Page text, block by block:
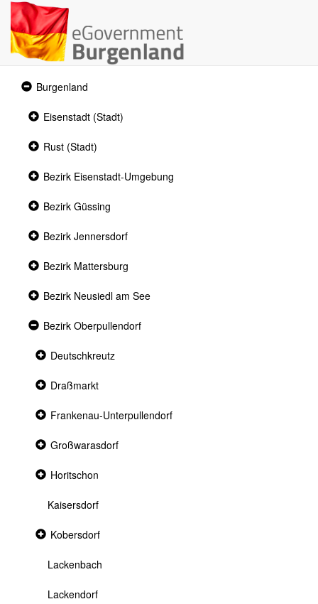
Expanded
section
Burgenland
Collapsed
Eisenstadt (Stadt)
Collapsed
section
Rust (Stadt)
Collapsed
Bezirk Eisenstadt-Umgebung
Collapsed
Bezirk Güssing
Collapsed
Bezirk Jennersdorf
Collapsed
Bezirk Mattersburg
Collapsed
Bezirk Neusiedl am See
Expanded
Bezirk Oberpullendorf
Collapsed
Deutschkreutz
Collapsed
Draßmarkt
Collapsed
Frankenau-Unterpullendorf
Collapsed
Großwarasdorf
Collapsed
Horitschon
Kaisersdorf
Collapsed
Kobersdorf
Lackenbach
Lackendorf